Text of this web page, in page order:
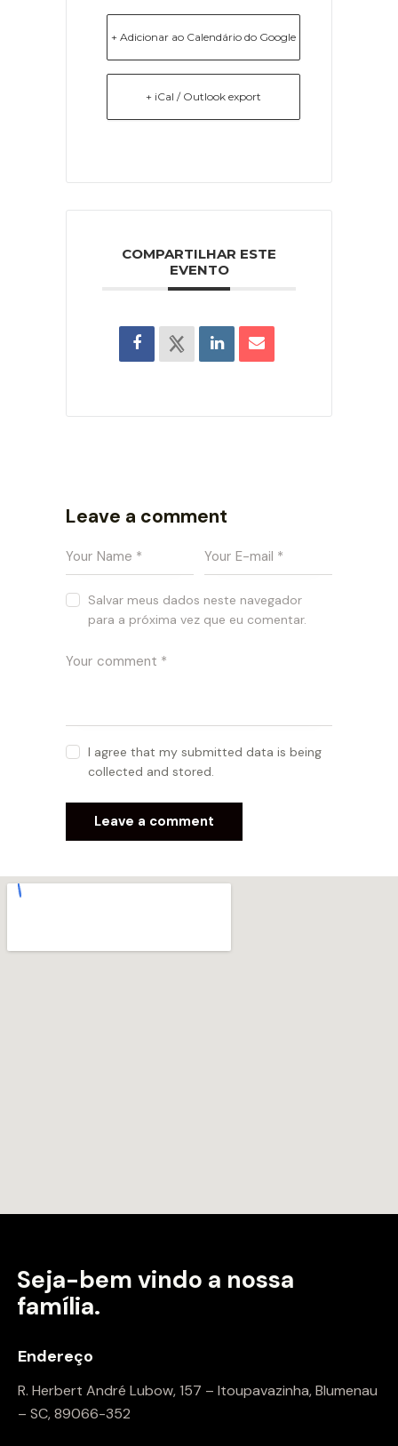
+ Adicionar ao Calendário do Google
+ iCal / Outlook export
COMPARTILHAR ESTE
EVENTO
Leave a comment
Salvar meus dados neste navegador
para a próxima vez que eu comentar.
I agree that my submitted data is being
collected and stored.
Seja-bem vindo a nossa
família.
Endereço
R. Herbert André Lubow, 157 – Itoupavazinha, Blumenau
– SC, 89066-352